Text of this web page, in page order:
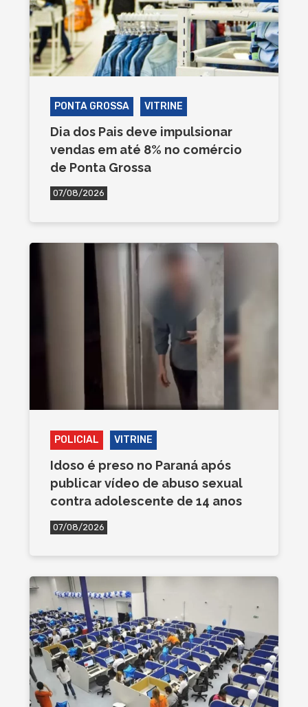
PONTA GROSSA VITRINE
Dia dos Pais deve impulsionar
vendas em até 8% no comércio
de Ponta Grossa
07/08/2026
POLICIAL VITRINE
Idoso é preso no Paraná após
publicar vídeo de abuso sexual
contra adolescente de 14 anos
07/08/2026